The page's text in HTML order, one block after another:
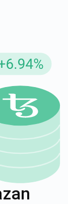
1000.000
Ol
ilk alan